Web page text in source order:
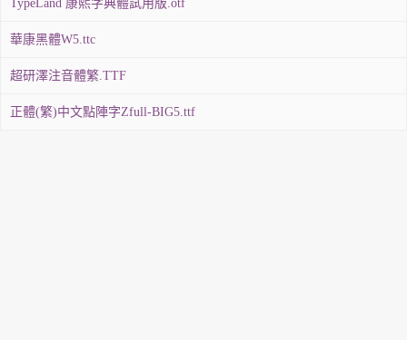
TypeLand 康熙字典體試用版.otf
華康黑體W5.ttc
超研澤注音體繁.TTF
正體(繁)中文點陣字Zfull-BIG5.ttf